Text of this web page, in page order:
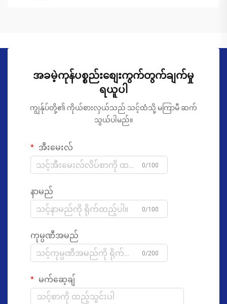
အခမဲ့ကုန်ပစ္စည်းစျေးကွက်တွက်ချက်မှု
ရယူပါ
ကျွန်ုပ်တို့၏ ကိုယ်စားလှယ်သည် သင့်ထံသို့ မကြာမီ ဆက်
သွယ်ပါမည်။
အီးမေးလ်
0/100
နာမည်
0/100
ကုမ္ပဏီအမည်
0/200
မက်ဆေ့ချ်